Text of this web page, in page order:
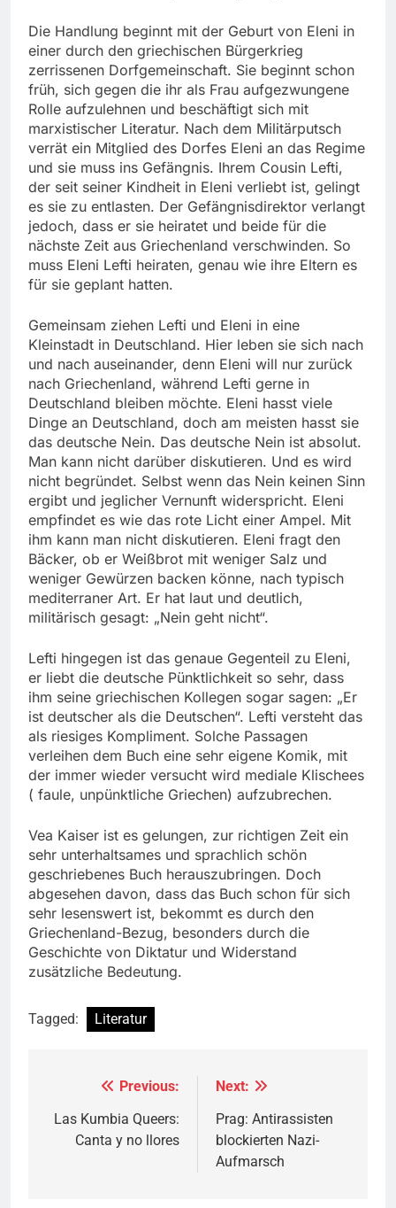
Die Handlung beginnt mit der Geburt von Eleni in
einer durch den griechischen Bürgerkrieg
zerrissenen Dorfgemeinschaft. Sie beginnt schon
früh, sich gegen die ihr als Frau aufgezwungene
Rolle aufzulehnen und beschäftigt sich mit
marxistischer Literatur. Nach dem Militärputsch
verrät ein Mitglied des Dorfes Eleni an das Regime
und sie muss ins Gefängnis. Ihrem Cousin Lefti,
der seit seiner Kindheit in Eleni verliebt ist, gelingt
es sie zu entlasten. Der Gefängnisdirektor verlangt
jedoch, dass er sie heiratet und beide für die
nächste Zeit aus Griechenland verschwinden. So
muss Eleni Lefti heiraten, genau wie ihre Eltern es
für sie geplant hatten.
Gemeinsam ziehen Lefti und Eleni in eine
Kleinstadt in Deutschland. Hier leben sie sich nach
und nach auseinander, denn Eleni will nur zurück
nach Griechenland, während Lefti gerne in
Deutschland bleiben möchte. Eleni hasst viele
Dinge an Deutschland, doch am meisten hasst sie
das deutsche Nein. Das deutsche Nein ist absolut.
Man kann nicht darüber diskutieren. Und es wird
nicht begründet. Selbst wenn das Nein keinen Sinn
ergibt und jeglicher Vernunft widerspricht. Eleni
empfindet es wie das rote Licht einer Ampel. Mit
ihm kann man nicht diskutieren. Eleni fragt den
Bäcker, ob er Weißbrot mit weniger Salz und
weniger Gewürzen backen könne, nach typisch
mediterraner Art. Er hat laut und deutlich,
militärisch gesagt: „Nein geht nicht“.
Lefti hingegen ist das genaue Gegenteil zu Eleni,
er liebt die deutsche Pünktlichkeit so sehr, dass
ihm seine griechischen Kollegen sogar sagen: „Er
ist deutscher als die Deutschen“. Lefti versteht das
als riesiges Kompliment. Solche Passagen
verleihen dem Buch eine sehr eigene Komik, mit
der immer wieder versucht wird mediale Klischees
( faule, unpünktliche Griechen) aufzubrechen.
Vea Kaiser ist es gelungen, zur richtigen Zeit ein
sehr unterhaltsames und sprachlich schön
geschriebenes Buch herauszubringen. Doch
abgesehen davon, dass das Buch schon für sich
sehr lesenswert ist, bekommt es durch den
Griechenland-Bezug, besonders durch die
Geschichte von Diktatur und Widerstand
zusätzliche Bedeutung.
Tagged: Literatur
Beitragsnavigation
Previous:
Las Kumbia Queers:
Canta y no llores
Next:
Prag: Antirassisten
blockierten Nazi-
Aufmarsch